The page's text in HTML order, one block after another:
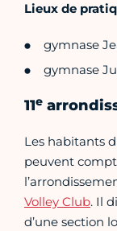
Lieux de
gymnase
gymnase
11e
Les habitants
peuvent
Volley Club. Il
d’une section